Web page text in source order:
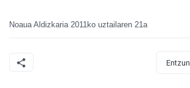
Noaua Aldizkaria 2011ko uztailaren 21a
Entzun